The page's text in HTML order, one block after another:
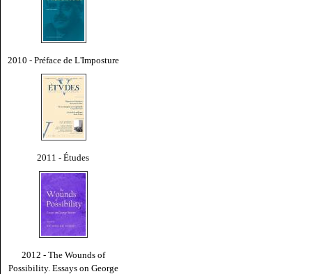
2010 - Préface de L'Imposture
2011 - Études
2012 - The Wounds of
Possibility. Essays on George